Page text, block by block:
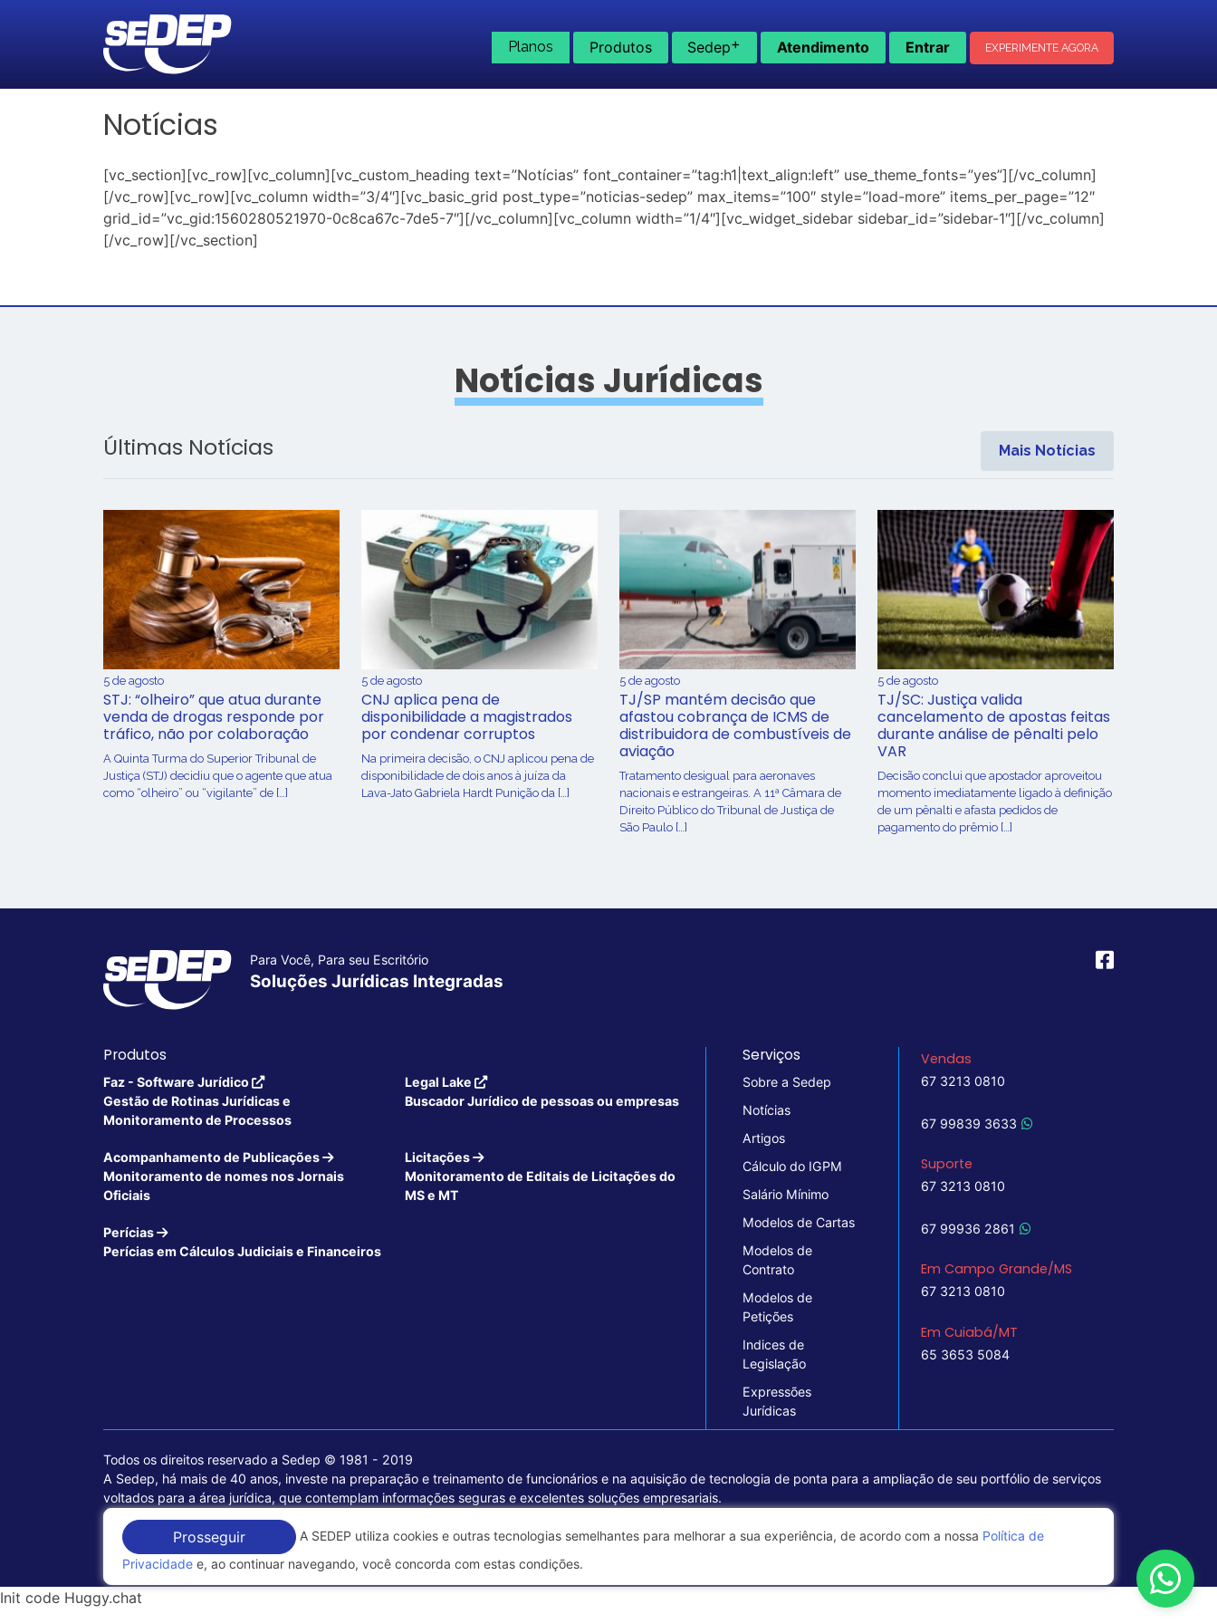
Planos Produtos Sedep+ Atendimento Entrar EXPERIMENTE AGORA
Notícias
[vc_section][vc_row][vc_column][vc_custom_heading text=”Notícias” font_container=”tag:h1|text_align:left” use_theme_fonts=”yes”][/vc_column]
[/vc_row][vc_row][vc_column width=”3/4″][vc_basic_grid post_type=”noticias-sedep” max_items=”100″ style=”load-more” items_per_page=”12″
grid_id=”vc_gid:1560280521970-0c8ca67c-7de5-7″][/vc_column][vc_column width=”1/4″][vc_widget_sidebar sidebar_id=”sidebar-1″][/vc_column]
[/vc_row][/vc_section]
Notícias Jurídicas
Últimas Notícias Mais Notícias
5 de agosto
STJ: “olheiro” que atua durante
venda de drogas responde por
tráfico, não por colaboração
A Quinta Turma do Superior Tribunal de
Justiça (STJ) decidiu que o agente que atua
como “olheiro” ou “vigilante” de […]
5 de agosto
CNJ aplica pena de
disponibilidade a magistrados
por condenar corruptos
Na primeira decisão, o CNJ aplicou pena de
disponibilidade de dois anos à juíza da
Lava-Jato Gabriela Hardt Punição da […]
5 de agosto
TJ/SP mantém decisão que
afastou cobrança de ICMS de
distribuidora de combustíveis de
aviação
Tratamento desigual para aeronaves
nacionais e estrangeiras. A 11ª Câmara de
Direito Público do Tribunal de Justiça de
São Paulo […]
5 de agosto
TJ/SC: Justiça valida
cancelamento de apostas feitas
durante análise de pênalti pelo
VAR
Decisão conclui que apostador aproveitou
momento imediatamente ligado à definição
de um pênalti e afasta pedidos de
pagamento do prêmio […]
Para Você, Para seu Escritório
Soluções Jurídicas Integradas
Produtos
Faz - Software Jurídico
Gestão de Rotinas Jurídicas e
Monitoramento de Processos
Legal Lake
Buscador Jurídico de pessoas ou empresas
Acompanhamento de Publicações
Monitoramento de nomes nos Jornais
Oficiais
Licitações
Monitoramento de Editais de Licitações do
MS e MT
Perícias
Perícias em Cálculos Judiciais e Financeiros
Serviços
Sobre a Sedep
Notícias
Artigos
Cálculo do IGPM
Salário Mínimo
Modelos de Cartas
Modelos de
Contrato
Modelos de
Petições
Indices de
Legislação
Expressões
Jurídicas
Vendas
67 3213 0810
67 99839 3633
Suporte
67 3213 0810
67 99936 2861
Em Campo Grande/MS
67 3213 0810
Em Cuiabá/MT
65 3653 5084
Todos os direitos reservado a Sedep © 1981 - 2019
A Sedep, há mais de 40 anos, investe na preparação e treinamento de funcionários e na aquisição de tecnologia de ponta para a ampliação de seu portfólio de serviços
voltados para a área jurídica, que contemplam informações seguras e excelentes soluções empresariais.
Política de Privacidade
Prosseguir A SEDEP utiliza cookies e outras tecnologias semelhantes para melhorar a sua experiência, de acordo com a nossa Política de
Privacidade e, ao continuar navegando, você concorda com estas condições.
Init code Huggy.chat